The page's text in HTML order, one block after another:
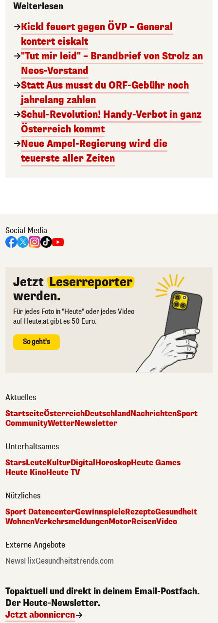
Weiterlesen
Kickl feuert gegen ÖVP – General
kontert eiskalt
"Tut mir leid" – Brandbrief von Strolz an
Neos-Vorstand
Statt Aus musst du ORF-Gebühr noch
jahrelang zahlen
Schul-Revolution! Handy-Verbot in ganz
Österreich kommt
Neue Ampel-Regierung wird die
teuerste aller Zeiten
Social Media
Jetzt Leserreporter
werden.
Für jedes Foto in "Heute" oder jedes Video
auf Heute.at gibt es 50 Euro.
So geht's
Aktuelles
StartseiteÖsterreichDeutschlandNachrichtenSport
CommunityWetterNewsletter
Unterhaltsames
StarsLeuteKulturDigital HoroskopHeute Games
Heute KinoHeute TV
Nützliches
Sport DatencenterGewinnspieleRezepteGesundheit
WohnenVerkehrsmeldungenMotorReisenVideo
Externe Angebote
NewsFlixGesundheitstrends.com
Topaktuell und direkt in deinem Email-Postfach.
Der Heute-Newsletter.
Jetzt abonnieren